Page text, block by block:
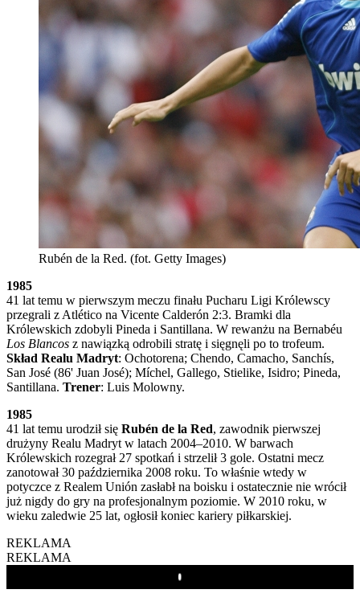
Rubén de la Red. (fot. Getty Images)
1985
41 lat temu w pierwszym meczu finału Pucharu Ligi Królewscy
przegrali z Atlético na Vicente Calderón 2:3. Bramki dla
Królewskich zdobyli Pineda i Santillana. W rewanżu na Bernabéu
Los Blancos z nawiązką odrobili stratę i sięgnęli po to trofeum.
Skład Realu Madryt: Ochotorena; Chendo, Camacho, Sanchís,
San José (86' Juan José); Míchel, Gallego, Stielike, Isidro; Pineda,
Santillana. Trener: Luis Molowny.
1985
41 lat temu urodził się Rubén de la Red, zawodnik pierwszej
drużyny Realu Madryt w latach 2004–2010. W barwach
Królewskich rozegrał 27 spotkań i strzelił 3 gole. Ostatni mecz
zanotował 30 października 2008 roku. To właśnie wtedy w
potyczce z Realem Unión zasłabł na boisku i ostatecznie nie wrócił
już nigdy do gry na profesjonalnym poziomie. W 2010 roku, w
wieku zaledwie 25 lat, ogłosił koniec kariery piłkarskiej.
REKLAMA
REKLAMA
Play